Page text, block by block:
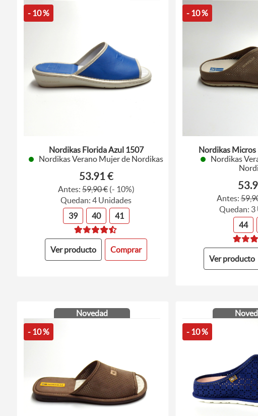
- 10 %
Nordikas Florida Azul 1507
Nordikas Verano Mujer de Nordikas
53.91 €
Antes: 59,90 €(- 10%)
Quedan: 4 Unidades
39
40 41
Ver producto Comprar
- 10 %
Nordikas
Nordikas
Antes:
Quedan: 3
44
Ver producto
Novedad
- 10 % - 10 %